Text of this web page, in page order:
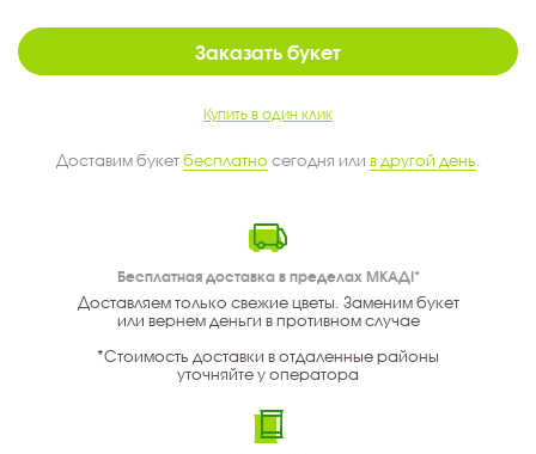
Заказать букет
Купить в один клик
Доставим букетбесплатно сегодня или в другой день
Бесплатная доставка в пределах МКАД!*
Доставляем только свежие цветы. Заменим букет
или вернем деньги в противном случае
*Стоимость доставки в отдаленные районы
уточняйте у оператора